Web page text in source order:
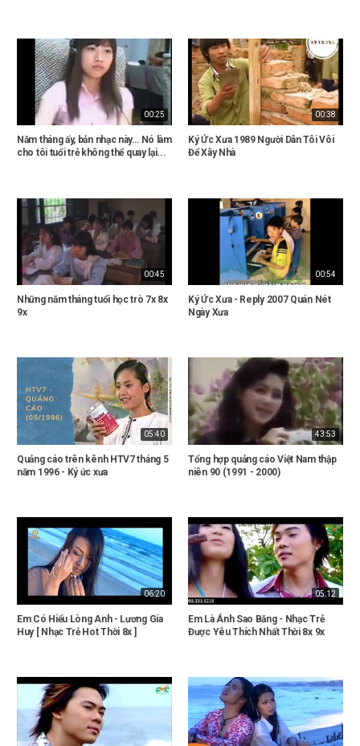
00:25
Năm tháng ấy, bản nhạc này… Nó làm
cho tôi tuổi trẻ không thể quay lại...
00:38
Ký Ức Xưa 1989 Người Dân Tôi Vôi
Để Xây Nhà
00:45
Những năm tháng tuổi học trò 7x 8x
9x
00:54
Ký Ức Xưa - Reply 2007 Quán Nét
Ngày Xưa
05:40
Quảng cáo trên kênh HTV7 tháng 5
năm 1996 - Ký ức xưa
43:53
Tổng hợp quảng cáo Việt Nam thập
niên 90 (1991 - 2000)
06:20
Em Có Hiểu Lòng Anh - Lương Gia
Huy [ Nhạc Trẻ Hot Thời 8x ]
05:12
Em Là Ánh Sao Băng - Nhạc Trẻ
Được Yêu Thích Nhất Thời 8x 9x